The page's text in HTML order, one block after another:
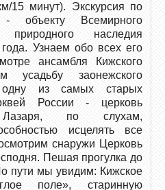
15 минут). Экскурсия по
объекту Всемирного
природного наследия
Узнаем обо всех его
ансамбля Кижского
усадьбу заонежского
одну из самых старых
России - церковь
Лазаря, по слухам,
исцелять все
снаружи Церковь
Пешая прогулка до
пути мы увидим: Кижское
поле», старинную